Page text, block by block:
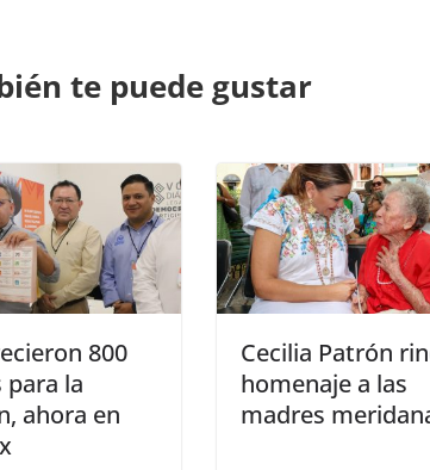
te puede gustar
800
para la
ahora en
Cecilia Patrón
homenaje a las
madres